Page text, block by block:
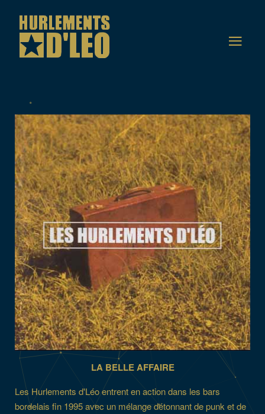
LA BELLE AFFAIRE
Les Hurlements d'Léo entrent en action dans les bars
bordelais fin 1995 avec un mélange détonnant de punk et de